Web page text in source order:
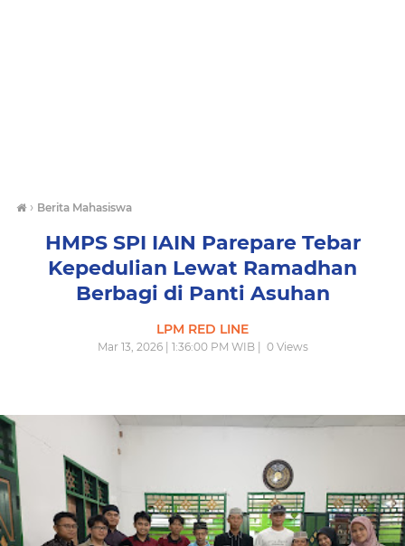
› Berita Mahasiswa
HMPS SPI IAIN Parepare Tebar
Kepedulian Lewat Ramadhan
Berbagi di Panti Asuhan
LPM RED LINE
Mar 13, 2026 | 1:36:00 PM WIB | 0Views